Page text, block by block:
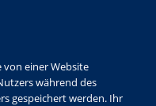
von einer Website
während des
gespeichert werden. Ihr